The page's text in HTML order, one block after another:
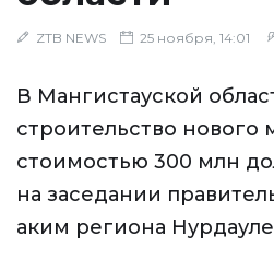
ZTB NEWS 25 ноября, 14:01
В Мангистауской
строительство нового
стоимостью 300 млн
на заседании
аким региона